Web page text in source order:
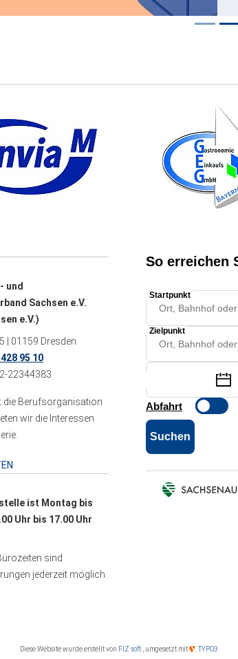
und
Sachsen e.V.
e.V.)
| 01159 Dresden
95 10
22344383
die Berufsorganisation
wir die Interessen
ist Montag bis
Uhr bis 17.00 Uhr
sind
jederzeit möglich.
Diese Website wurde erstellt von FIZ soft , umgesetzt mit TYPO3